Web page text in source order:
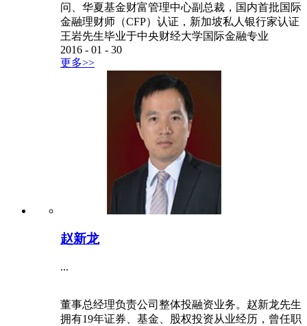
问、华夏基金财富管理中心副总裁，国内首批国际
金融理财师（CFP）认证，新加坡私人银行家认证
王岩先生毕业于中央财经大学国际金融专业
2016 - 01 - 30
更多>>
赵新龙
...
董事总经理负责公司整体投融资业务。赵新龙先生
拥有19年证券、基金、股权投资从业经历，曾任职